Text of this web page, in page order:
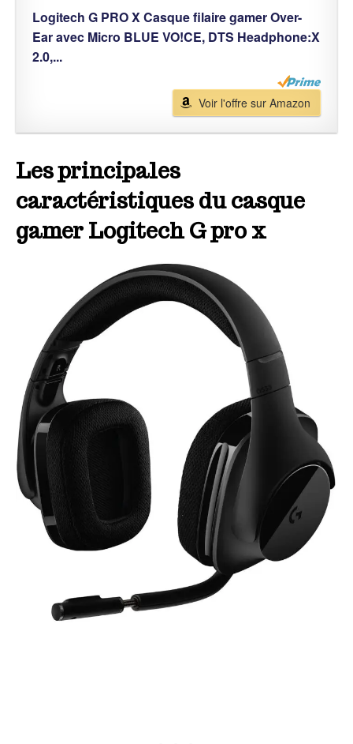
Logitech G PRO X Casque filaire gamer Over-
Ear avec Micro BLUE VO!CE, DTS Headphone:X
2.0,...
Voir l'offre sur Amazon
Les principales
caractéristiques du casque
gamer Logitech G pro x